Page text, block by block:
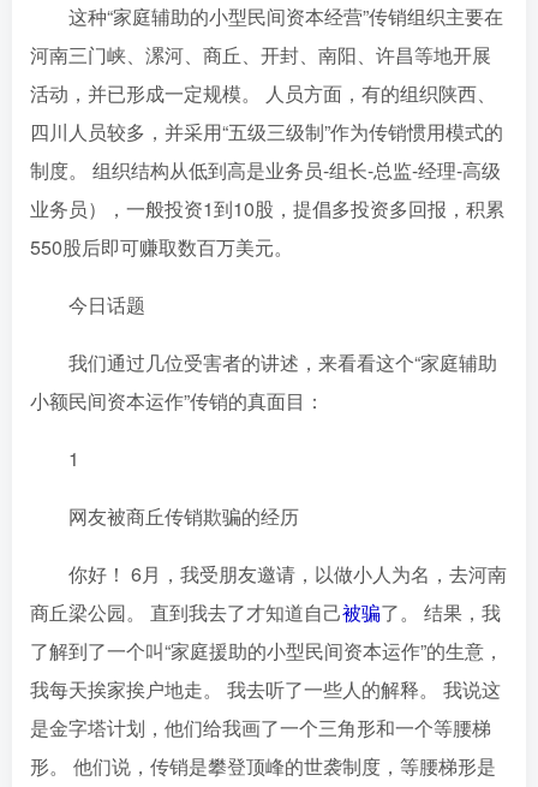
这种“家庭辅助的小型民间资本经营”传销组织主要在
河南三门峡、漯河、商丘、开封、南阳、许昌等地开展
活动，并已形成一定规模。 人员方面，有的组织陕西、
四川人员较多，并采用“五级三级制”作为传销惯用模式的
制度。 组织结构从低到高是业务员-组长-总监-经理-高级
业务员），一般投资1到10股，提倡多投资多回报，积累
550股后即可赚取数百万美元。
今日话题
我们通过几位受害者的讲述，来看看这个“家庭辅助
小额民间资本运作”传销的真面目：
1
网友被商丘传销欺骗的经历
你好！ 6月，我受朋友邀请，以做小人为名，去河南
商丘梁公园。 直到我去了才知道自己被骗了。 结果，我
了解到了一个叫“家庭援助的小型民间资本运作”的生意，
我每天挨家挨户地走。 我去听了一些人的解释。 我说这
是金字塔计划，他们给我画了一个三角形和一个等腰梯
形。 他们说，传销是攀登顶峰的世袭制度，等腰梯形是